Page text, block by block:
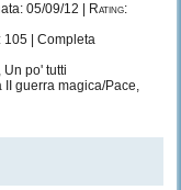
05/09/12 |
Rating:
105 | Completa
po' tutti
II guerra magica/Pace,